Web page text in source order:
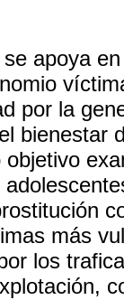
apoya
por la
bienestar
más
los